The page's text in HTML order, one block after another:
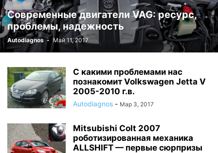
Современные двигатели VAG: ресурс,
проблемы, надежность
Autodiagnos - Май 11, 2017
С какими проблемами нас
познакомит Volkswagen Jetta V
2005-2010 г.в.
Autodiagnos - Мар 3, 2017
Mitsubishi Colt 2007
роботизированная механика
ALLSHIFT — первые сюрпризы